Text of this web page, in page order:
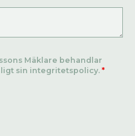
Mäklare behandlar
sin integritetspolicy. *